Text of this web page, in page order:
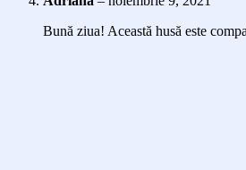
Bună ziua! Această husă este